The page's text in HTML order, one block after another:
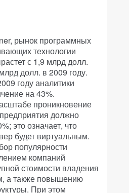
рынок программных
технологии
с 1,9 млрд долл.
долл. в 2009 году.
году аналитики
на 43%.
проникновение
должно
это означает, что
будет виртуальным.
популярности
компаний
стоимости владения
а также повышению
При этом